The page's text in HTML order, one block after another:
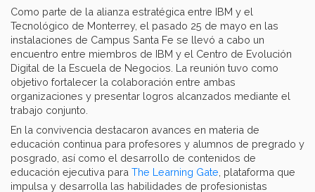
Como parte de la alianza estratégica entre IBM y el
Tecnológico de Monterrey, el pasado 25 de mayo en las
instalaciones de Campus Santa Fe se llevó a cabo un
encuentro entre miembros de IBM y el Centro de Evolución
Digital de la Escuela de Negocios. La reunión tuvo como
objetivo fortalecer la colaboración entre ambas
organizaciones y presentar logros alcanzados mediante el
trabajo conjunto.
En la convivencia destacaron avances en materia de
educación continua para profesores y alumnos de pregrado y
posgrado, así como el desarrollo de contenidos de
educación ejecutiva para The Learning Gate , plataforma que
impulsa y desarrolla las habilidades de profesionistas